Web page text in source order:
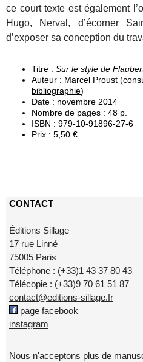
ce court texte est également
Hugo, Nerval, d’écorner
d’exposer sa conception du
Titre : Sur le style de
Auteur : Marcel Proust
bibliographie)
Date : novembre 2014
Nombre de pages : 48 p.
ISBN : 979-10-91896-27-6
Prix : 5,50 €
CONTACT
Éditions Sillage
17 rue Linné
75005 Paris
Téléphone : (+33)1 43 37 80 43
Télécopie : (+33)9 70 61 51 87
contact@editions-sillage.fr
page facebook
instagram
Nous n'acceptons plus de